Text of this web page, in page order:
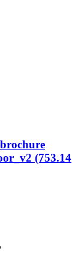
brochure
(753.14